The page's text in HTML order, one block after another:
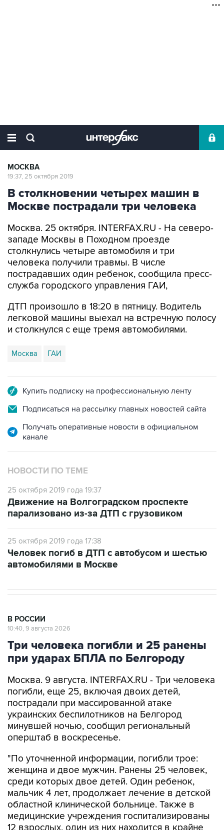
МОСКВА
19:37, 25 октября 2019
В столкновении четырех машин в
Москве пострадали три человека
Москва. 25 октября. INTERFAX.RU - На северо-
западе Москвы в Походном проезде
столкнулись четыре автомобиля и три
человека получили травмы. В числе
пострадавших один ребенок, сообщила пресс-
служба городского управления ГАИ,
ДТП произошло в 18:20 в пятницу. Водитель
легковой машины выехал на встречную полосу
и столкнулся с еще тремя автомобилями.
Москва ГАИ
Купить подписку на профессиональную ленту
Подписаться на рассылку главных новостей сайта
Получать оперативные новости в официальном
канале
НОВОСТИ ПО ТЕМЕ
25 октября 2019 года 19:37
Движение на Волгоградском проспекте
парализовано из-за ДТП с грузовиком
25 октября 2019 года 17:38
Человек погиб в ДТП с автобусом и шестью
автомобилями в Москве
В РОССИИ
10:40, 9 августа 2026
Три человека погибли и 25 ранены
при ударах БПЛА по Белгороду
Москва. 9 августа. INTERFAX.RU - Три человека
погибли, еще 25, включая двоих детей,
пострадали при массированной атаке
украинских беспилотников на Белгород
минувшей ночью, сообщил региональный
оперштаб в воскресенье.
"По уточненной информации, погибли трое:
женщина и двое мужчин. Ранены 25 человек,
среди которых двое детей. Один ребенок,
мальчик 4 лет, продолжает лечение в детской
областной клинической больнице. Также в
медицинские учреждения госпитализированы